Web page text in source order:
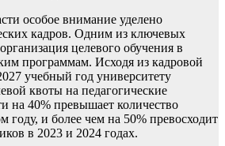
особое внимание уделено
кадров. Одним из ключевых
целевого обучения в
программам. Исходя из кадровой
учебный год университету
квоты на педагогические
на 40% превышает количество
году, и более чем на 50% превосходит
в 2023 и 2024 годах.